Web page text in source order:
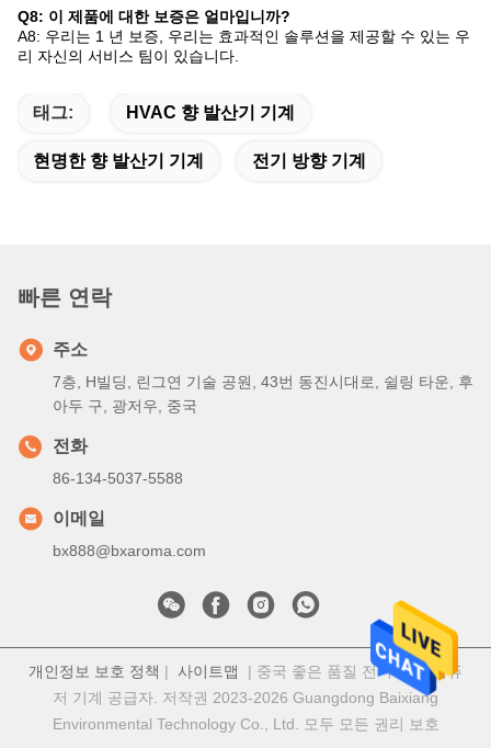
Q8: 이 제품에 대한 보증은 얼마입니까?
A8: 우리는 1 년 보증, 우리는 효과적인 솔루션을 제공할 수 있는 우
리 자신의 서비스 팀이 있습니다.
태그: HVAC 향 발산기 기계
현명한 향 발산기 기계 전기 방향 기계
빠른 연락
주소
7층, H빌딩, 린그연 기술 공원, 43번 동진시대로, 쉴링 타운, 후
아두 구, 광저우, 중국
전화
86-134-5037-5588
이메일
bx888@bxaroma.com
개인정보 보호 정책 | 사이트맵
| 중국 좋은 품질 전기 향기 디퓨
저 기계 공급자. 저작권 2023-2026 Guangdong Baixiang
Environmental Technology Co., Ltd. 모두 모든 권리 보호